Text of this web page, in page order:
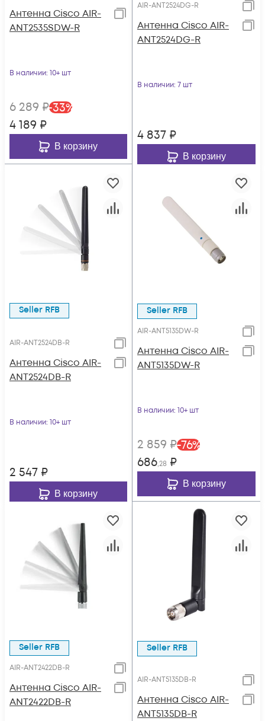
Антенна Cisco AIR-
ANT2535SDW-R
В наличии: 10+ шт
6 289 ₽-33%
4 189 ₽
В корзину
AIR-ANT2524DG-R
Антенна Cisco AIR-
ANT2524DG-R
В наличии: 7 шт
4 837 ₽
В корзину
Seller RFB
AIR-ANT2524DB-R
Антенна Cisco AIR-
ANT2524DB-R
В наличии: 10+ шт
2 547 ₽
В корзину
Seller RFB
AIR-ANT5135DW-R
Антенна Cisco AIR-
ANT5135DW-R
В наличии: 10+ шт
2 859 ₽-76%
686,28 ₽
В корзину
Seller RFB
AIR-ANT2422DB-R
Антенна Cisco AIR-
ANT2422DB-R
Seller RFB
AIR-ANT5135DB-R
Антенна Cisco AIR-
ANT5135DB-R